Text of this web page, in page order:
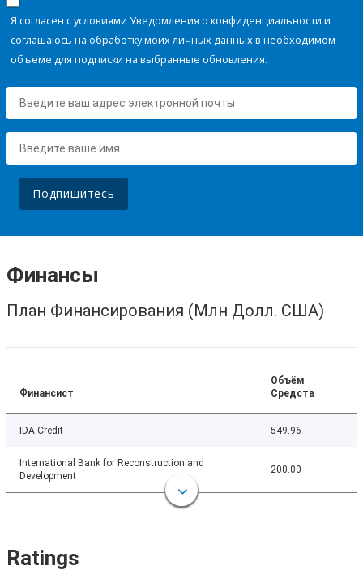
Я согласен с условиями Уведомления о конфиденциальности и
соглашаюсь на обработку моих личных данных в необходимом
объеме для подписки на выбранные обновления.
Подпишитесь
Финансы
План Финансирования (Млн Долл. США)
Финансист
Объём
Средств
IDA Credit 549.96
International Bank for Reconstruction and
Development
200.00
Ratings